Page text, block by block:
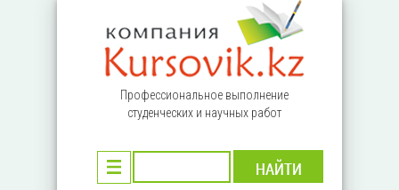
Профессиональное выполнение
студенческих и научных работ